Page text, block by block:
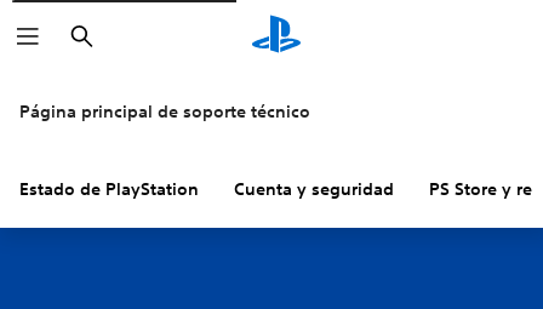
Buscar
Página principal de soporte técnico
Estado de PlayStation Cuenta y seguridad PS Store y